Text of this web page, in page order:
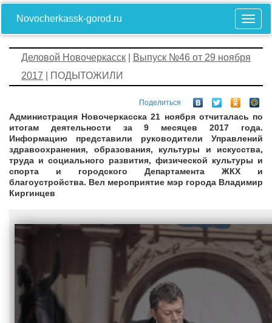
Novocherkassk-gorod.ru
Деловой Новочеркасск
Выпуск №46 от 29 ноября
2017 | ПОДЫТОЖИЛИ
Поделиться
Администрация Новочеркасска 21 ноября отчиталась по
итогам деятельности за 9 месяцев 2017 года.
Информацию представили руководители Управлений
здравоохранения, образования, культуры и искусства,
труда и социального развития, физической культуры и
спорта и городского Департамента ЖКХ и
благоустройства. Вел мероприятие мэр города Владимир
Киргинцев